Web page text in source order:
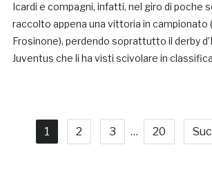
Icardi e compagni, infatti, nel giro di poche
raccolto appena una vittoria in campionato
Frosinone), perdendo soprattutto il derby
Juventus che li ha visti scivolare in
1 2 3 … 20